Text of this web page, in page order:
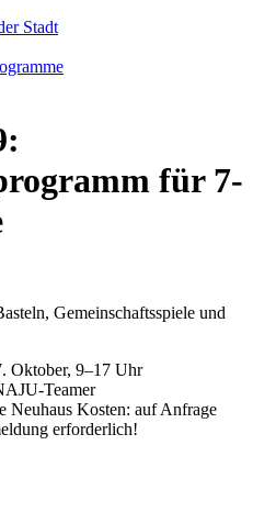
Stadt
für 7-
Gemeinschaftsspiele und
Oktober, 9–17 Uhr
Teamer
Neuhaus Kosten: auf Anfrage
erforderlich!